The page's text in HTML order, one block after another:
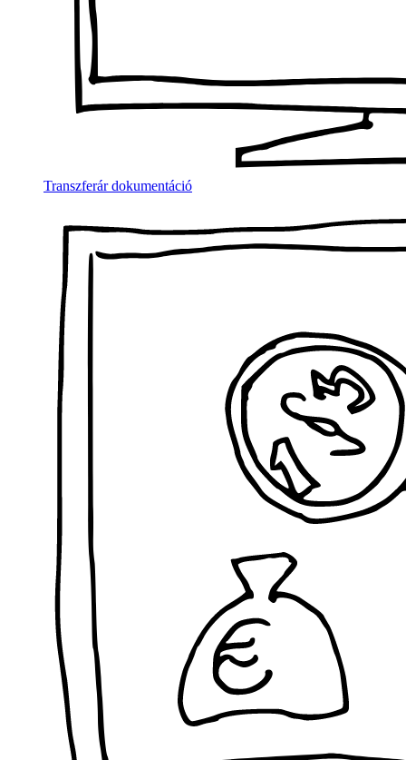
Transzferár dokumentáció